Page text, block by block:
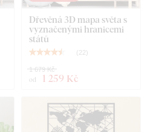
Dřevěná 3D mapa světa s
vyznačenými hranicemi
států
( 22)
od 1 259 Kč
1 679 Kč